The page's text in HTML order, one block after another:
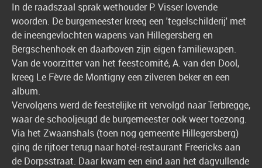
In de raadszaal sprak wethouder P. Visser lovende
woorden. De burgemeester kreeg een 'tegelschilderij' met
de ineengevlochten wapens van Hillegersberg en
Bergschenhoek en daarboven zijn eigen familiewapen.
Van de voorzitter van het feestcomité, A. van den Dool,
kreeg Le Fèvre de Montigny een zilveren beker en een
album.
Vervolgens werd de feestelijke rit vervolgd naar Terbregge,
waar de schooljeugd de burgemeester ook weer toezong.
Via het Zwaanshals (toen nog gemeente Hillegersberg)
ging de rijtoer terug naar hotel-restaurant Freericks aan
de Dorpsstraat. Daar kwam een eind aan het dagvullende